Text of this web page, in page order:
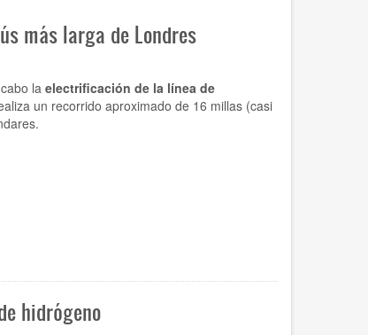
más larga de Londres
la electrificación de la línea de
un recorrido aproximado de 16 millas (casi
hidrógeno